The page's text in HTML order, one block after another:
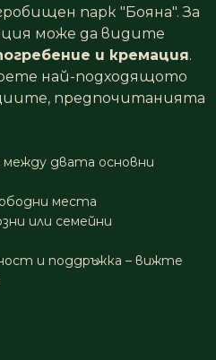
парк "Бояна". За
може да видите
и кремация.
най-подходящото
предпочитанията
между двата основни
места
или семейни
и поддръжка – вижте